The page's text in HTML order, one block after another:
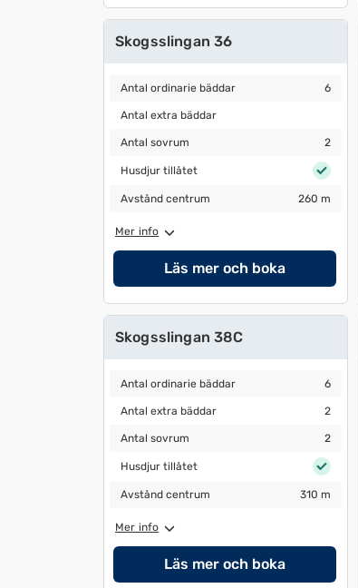
datum
Skogsslingan 36
Antal ordinarie bäddar
Antal ordinarie bäddar 6
Antal extra bäddar
Antal extra bäddar
Antal sovrum
Antal sovrum 2
Husdjur tillåtet
Husdjur tillåtet
Avstånd centrum
Avstånd centrum 260 m
Mer info
Läs mer och boka
Skogsslingan 38C
Antal ordinarie bäddar
Antal ordinarie bäddar 6
Antal extra bäddar
Antal extra bäddar 2
Antal sovrum
Antal sovrum 2
Husdjur tillåtet
Husdjur tillåtet
Avstånd centrum
Avstånd centrum 310 m
Mer info
Läs mer och boka